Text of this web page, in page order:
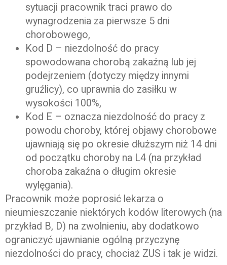
sytuacji pracownik traci prawo do
wynagrodzenia za pierwsze 5 dni
chorobowego,
Kod D – niezdolność do pracy
spowodowana chorobą zakaźną lub jej
podejrzeniem (dotyczy między innymi
gruźlicy), co uprawnia do zasiłku w
wysokości 100%,
Kod E – oznacza niezdolność do pracy z
powodu choroby, której objawy chorobowe
ujawniają się po okresie dłuższym niż 14 dni
od początku choroby na L4 (na przykład
choroba zakaźna o długim okresie
wylęgania).
Pracownik może poprosić lekarza o
nieumieszczanie niektórych kodów literowych (na
przykład B, D) na zwolnieniu, aby dodatkowo
ograniczyć ujawnianie ogólną przyczynę
niezdolności do pracy, chociaż ZUS i tak je widzi.